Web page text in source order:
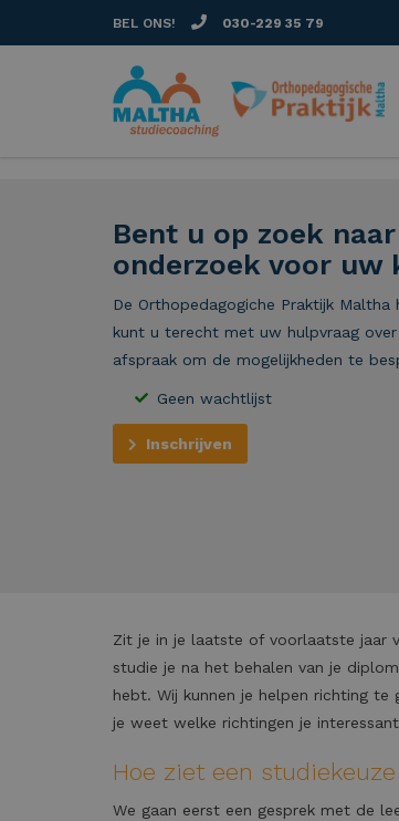
BEL ONS! 030-229 35 79
Bent u op zoek
onderzoek voor uw
De Orthopedagogiche Praktijk
kunt u terecht met uw hulpvraag
afspraak om de mogelijkheden te
Geen wachtlijst
Inschrijven
Zit je in je laatste of voorlaatste jaar
studie je na het behalen van je
hebt. Wij kunnen je helpen richting
je weet welke richtingen je
Hoe ziet een
We gaan eerst een gesprek met de